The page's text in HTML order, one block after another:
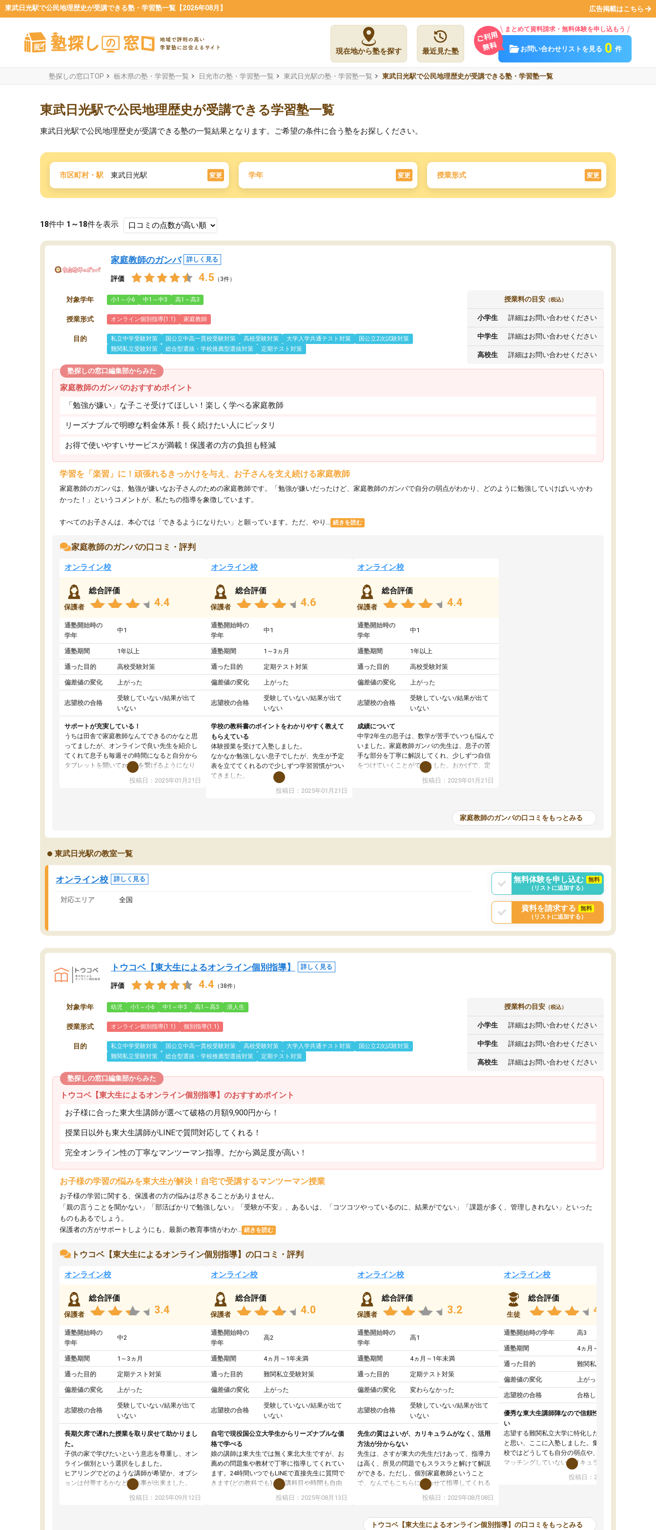
東武日光駅で公民地理歴史が受講できる塾・学習塾一覧【2026年08月】 広告掲載はこちら
現在地から塾を探す 最近見た塾
まとめて資料請求・無料体験を申し込もう
お問い合わせリストを見る 0 件
塾探しの窓口TOP 栃木県の塾・学習塾一覧 日光市の塾・学習塾一覧 東武日光駅の塾・学習塾一覧 東武日光駅で公民地理歴史が受講できる塾・学習塾一覧
東武日光駅で公民地理歴史が受講できる学習塾一覧
東武日光駅で公民地理歴史が受講できる塾の一覧結果となります。ご希望の条件に合う塾をお探しください。
市区町村・駅 東武日光駅 変更 学年 変更 授業形式 変更
18件中 1～18件を表示
家庭教師のガンバ 詳しく見る
評価 4.5 （3件）
対象学年 小1～小6 中1～中3 高1～高3
授業形式 オンライン個別指導(1:1) 家庭教師
目的 私立中学受験対策 国公立中高一貫校受験対策 高校受験対策 大学入学共通テスト対策
国公立2次試験対策
難関私立受験対策
総合型選抜・学校推薦型選抜対策 定期テスト対策
授業料の目安 （税込）
小学生 詳細はお問い合わせください
中学生 詳細はお問い合わせください
高校生 詳細はお問い合わせください
塾探しの窓口編集部からみた
家庭教師のガンバのおすすめポイント
「勉強が嫌い」な子こそ受けてほしい！楽しく学べる家庭教師
リーズナブルで明瞭な料金体系！長く続けたい人にピッタリ
お得で使いやすいサービスが満載！保護者の方の負担も軽減
学習を「楽習」に！頑張れるきっかけを与え、お子さんを支え続ける家庭教師
家庭教師のガンバは、勉強が嫌いなお子さんのための家庭教師です。「勉強が嫌いだったけど、家庭教師のガンバで自分の弱点がわかり、どのように勉強していけばいいかわ
かった！」というコメントが、私たちの指導を象徴しています。
すべてのお子さんは、本心では「できるようになりたい」と願っています。ただ、やり... 続きを読む
家庭教師のガンバの口コミ・評判
オンライン校
保護者
総合評価
4.4
通塾開始時の
学年
中1
通塾期間 1年以上
通った目的 高校受験対策
偏差値の変化 上がった
志望校の合格
受験していない/結果が出て
いない
サポートが充実している！
うちは田舎で家庭教師なんてできるのかなと思
ってましたが、オンラインで良い先生を紹介し
てくれて息子も毎週その時間になると自分から
タブレットを開いてzoomを繋げるようになり
ました！5科目なんでもOKなのもとても気に入
投稿日：2025年01月21日
オンライン校
保護者
総合評価
4.6
通塾開始時の
学年
中1
通塾期間 1～3ヵ月
通った目的 定期テスト対策
偏差値の変化 上がった
志望校の合格
受験していない/結果が出て
いない
学校の教科書のポイントをわかりやすく教えて
もらえている
体験授業を受けて入塾しました。
なかなか勉強しない息子でしたが、先生が予定
表を立ててくれるので少しずつ学習習慣がつい
てきました。
オンラインで週に一度の受講ですが、指導が無
い日も予定表に基づいて勉強したり、LINEでわ
投稿日：2025年01月21日
オンライン校
保護者
総合評価
4.4
通塾開始時の
学年
中1
通塾期間 1年以上
通った目的 高校受験対策
偏差値の変化 上がった
志望校の合格
受験していない/結果が出て
いない
成績について
中学2年生の息子は、数学が苦手でいつも悩んで
いました。家庭教師ガンバの先生は、息子の苦
手な部分を丁寧に解説してくれ、少しずつ自信
をつけていくことができました。おかげで、定
期テストの成績が10点以上アップし、本人もと
投稿日：2025年01月21日
家庭教師のガンバの口コミをもっとみる
東武日光駅の教室一覧
オンライン校 詳しく見る
対応エリア 全国
無料体験を申し込む
無料
（リストに追加する）
資料を請求する
無料
（リストに追加する）
トウコベ【東大生によるオンライン個別指導】 詳しく見る
評価 4.4 （38件）
対象学年 幼児 小1～小6 中1～中3 高1～高3 浪人生
授業形式 オンライン個別指導(1:1) 個別指導(1:1)
目的 私立中学受験対策 国公立中高一貫校受験対策 高校受験対策 大学入学共通テスト対策
国公立2次試験対策
難関私立受験対策
総合型選抜・学校推薦型選抜対策 定期テスト対策
授業料の目安 （税込）
小学生 詳細はお問い合わせください
中学生 詳細はお問い合わせください
高校生 詳細はお問い合わせください
塾探しの窓口編集部からみた
トウコベ【東大生によるオンライン個別指導】のおすすめポイント
お子様に合った東大生講師が選べて破格の月額9,900円から！
授業日以外も東大生講師がLINEで質問対応してくれる！
完全オンライン性の丁寧なマンツーマン指導。だから満足度が高い！
お子様の学習の悩みを東大生が解決！自宅で受講するマンツーマン授業
お子様の学習に関する、保護者の方の悩みは尽きることがありません。
「親の言うことを聞かない」「部活ばかりで勉強しない」「受験が不安」、あるいは、「コツコツやっているのに、結果がでない」「課題が多く、管理しきれない」といった
ものもあるでしょう。
保護者の方がサポートしようにも、最新の教育事情がわか...
続きを読む
トウコベ【東大生によるオンライン個別指導】の口コミ・評判
オンライン校
保護者
総合評価
3.4
通塾開始時の
学年
中2
通塾期間 1～3ヵ月
通った目的 定期テスト対策
偏差値の変化 上がった
志望校の合格
受験していない/結果が出て
いない
長期欠席で遅れた授業を取り戻せて助かりまし
た。
子供の家で学びたいという意志を尊重し、オン
ライン個別という選択をしました。
ヒアリングでどのような講師が希望か、オプシ
ョンは付帯するかなど選ぶ事が出来ました。
講師とのマッチング後講師との初回ミーティン
グを行い、その講師で良いか他の講師を希望す
投稿日：2025年09月12日
オンライン校
保護者
総合評価
4.0
通塾開始時の
学年
高2
通塾期間 4ヵ月～1年未満
通った目的 難関私立受験対策
偏差値の変化 上がった
志望校の合格
受験していない/結果が出て
いない
自宅で現役国公立大学生からリーズナブルな価
格で学べる
娘の講師は東大生では無く東北大生ですが、お
薦めの問題集や教材で丁寧に指導してくれてい
ます。24時間いつでもLINEで直接先生に質問で
きます(どの教科でも)。受講科目や時間も自由
に決めれるので、個人に合った勉強ができると
思います。カリキュラム相談みたいなのがあり
投稿日：2025年08月13日
オンライン校
保護者
総合評価
3.2
通塾開始時の
学年
高1
通塾期間 4ヵ月～1年未満
通った目的 定期テスト対策
偏差値の変化 変わらなかった
志望校の合格
受験していない/結果が出て
いない
先生の質はよいが、カリキュラムがなく、活用
方法が分からない
先生は、さすが東大の先生だけあって、指導力
は高く、所見の問題でもスラスラと解けて解説
ができる。ただし、個別家庭教師ということ
で、なんでもこちらに合わせて指導してくれる
のだが、具体的なカリキュラムがない。当方
は、授業の先取り学習をするため、学校の教科
いただいたが、1時間の時間を使って進められる
投稿日：2025年08月08日
オンライン校
生徒
総合評価
4.4
通塾開始時の学年 高3
通塾期間 4ヵ月～1年未満
通った目的 難関私立受験対策
偏差値の変化 上がった
志望校の合格 合格した
優秀な東大生講師陣なので信頼性や安心感が高
い
志望する難関私立大学に特化した準備をしたい
と思い、ここに入塾しました。集団指導の予備
校ではどうしても自分の弱点や、志望校対策に
マッチングしていないカリキュラムに不安を感
また受験のノウハウを蓄積している優秀な東大
ツーマン指導によって、自分の志望校にふさわ
投稿日：2024年02月19日
トウコベ【東大生によるオンライン個別指導】の口コミをもっとみる